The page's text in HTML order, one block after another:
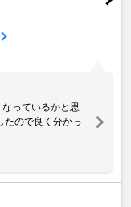
っているかと思
たので良く分かっ